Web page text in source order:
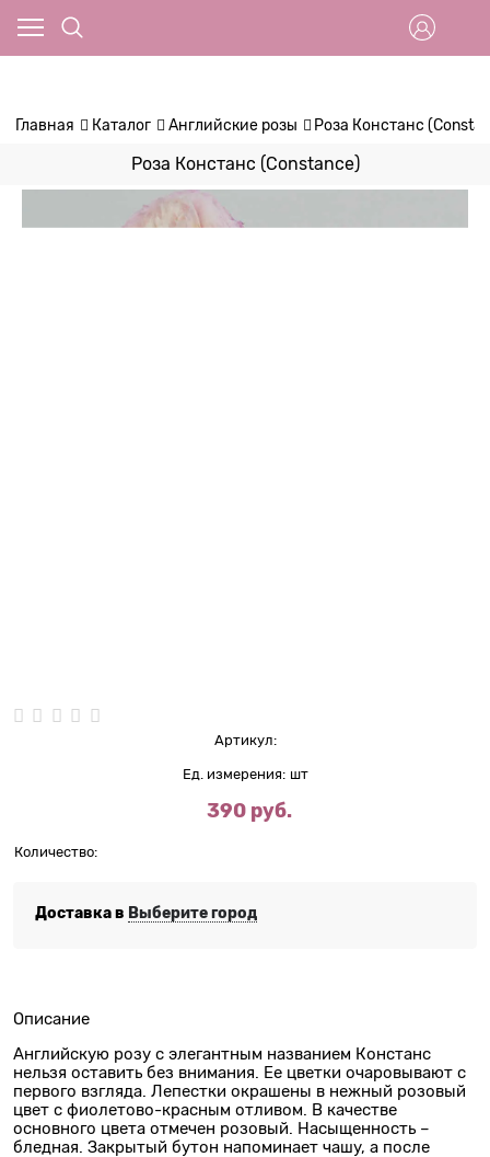
Главная Каталог Английские розы Роза Констанс
Роза Констанс (Constance)
Артикул:
Ед. измерения: шт
390 руб.
Количество:
Доставка в Выберите город
Описание
Английскую розу с элегантным названием Констанс
нельзя оставить без внимания. Ее цветки очаровывают с
первого взгляда. Лепестки окрашены в нежный розовый
цвет с фиолетово-красным отливом. В качестве
основного цвета отмечен розовый. Насыщенность –
бледная. Закрытый бутон напоминает чашу, а после